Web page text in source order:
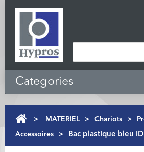
Categories
> MATERIEL > Chariots >
Accessoires > Bac plastique bleu